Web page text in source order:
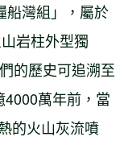
船灣組」，屬於
岩柱外型獨
的歷史可追溯至
萬年前，當
的火山灰流噴